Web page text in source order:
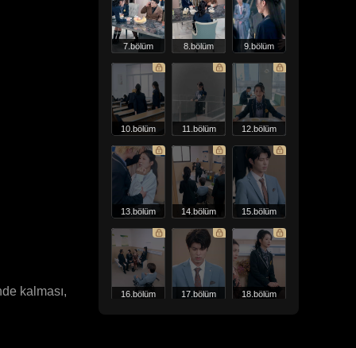
kalması,
7.bölüm 8.bölüm 9.bölüm
10.bölüm 11.bölüm 12.bölüm
13.bölüm 14.bölüm 15.bölüm
16.bölüm 17.bölüm 18.bölüm